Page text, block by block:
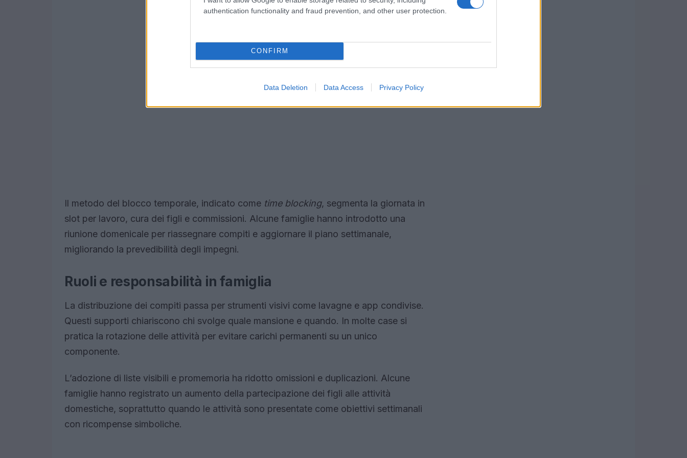
authentication functionality and fraud prevention, and other user protection.
CONFIRM
Data Deletion Data Access Privacy Policy
Il metodo del blocco temporale, indicato come time blocking, segmenta la giornata in
slot per lavoro, cura dei figli e commissioni. Alcune famiglie hanno introdotto una
riunione domenicale per riassegnare compiti e aggiornare il piano settimanale,
migliorando la prevedibilità degli impegni.
Ruoli e responsabilità in famiglia
La distribuzione dei compiti passa per strumenti visivi come lavagne e app condivise.
Questi supporti chiariscono chi svolge quale mansione e quando. In molte case si
pratica la rotazione delle attività per evitare carichi permanenti su un unico
componente.
L’adozione di liste visibili e promemoria ha ridotto omissioni e duplicazioni. Alcune
famiglie hanno registrato un aumento della partecipazione dei figli alle attività
domestiche, soprattutto quando le attività sono presentate come obiettivi settimanali
con ricompense simboliche.